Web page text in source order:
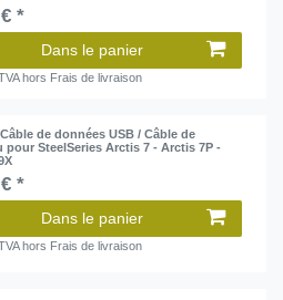
*
Dans le panier
hors Frais de livraison
de données USB / Câble de
pour SteelSeries Arctis 7 - Arctis 7P -
*
Dans le panier
hors Frais de livraison